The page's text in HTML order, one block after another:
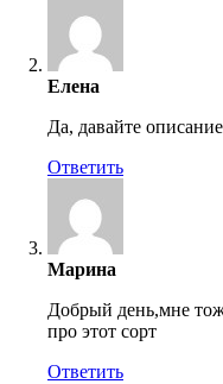
Елена
Да, давайте
Ответить
Марина
Добрый день,мне
про этот сорт
Ответить